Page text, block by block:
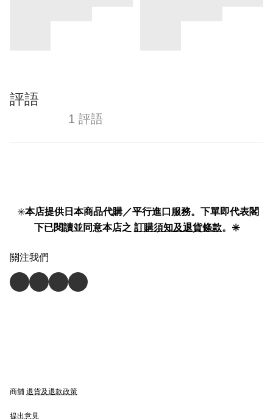
評語
1 評語
✳️本店提供日本商品代購／平行進口服務。下單即代表閣
下已閱讀並同意本店之 訂購須知及退貨條款。✳️
關注我們
商舖 退貨及退款政策
提出意見